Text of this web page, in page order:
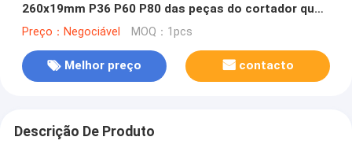
260x19mm P36 P60 P80 das peças do cortador que
apontam a correia
Preço：Negociável MOQ：1pcs
Melhor preço contacto
Descrição De Produto